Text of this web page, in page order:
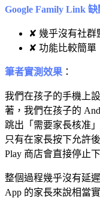
Google Family Link 缺
✘ 幾乎沒有社群
✘ 功能比較簡單
筆者實測效果 ：
我們在孩子的手機上
著，我們在孩子的
跳出「需要家長核准
只有在家長按下允許
Play 商店會直接停止
整個過程幾乎沒有延
App 的家長來說相當